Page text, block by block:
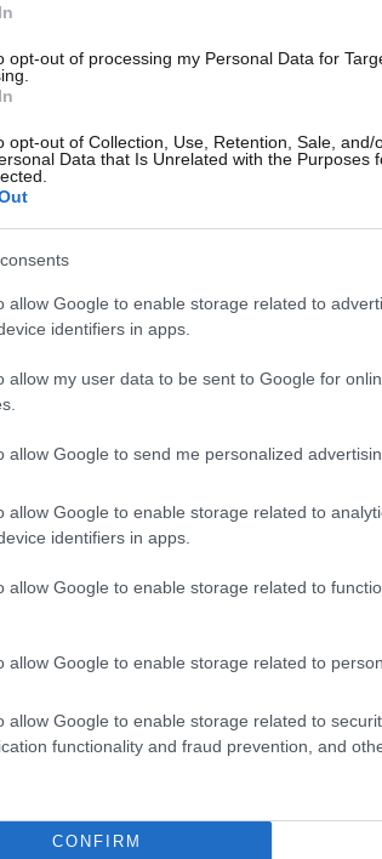
opt-out of processing my Personal Data for
opt-out of Collection, Use, Retention, Sale, and/
Data that Is Unrelated with the Purposes
allow Google to enable storage related to
identifiers in apps.
allow my user data to be sent to Google for
allow Google to send me personalized
allow Google to enable storage related to
identifiers in apps.
allow Google to enable storage related to
allow Google to enable storage related to
allow Google to enable storage related to
functionality and fraud prevention, and
CONFIRM
δεν χρειάζεται να λάβει πρόσθετα
αναγκαίο να προχωρήσει σε
να επιτύχει μία πιο δίκαιη
ένα πιο φιλικό πλαίσιο για την
και με τις μεταρρυθμίσεις
αγορών και ενίσχυση του
να μπει σε αναπτυξιακή
του χρέους, προκειμένου αυτό να